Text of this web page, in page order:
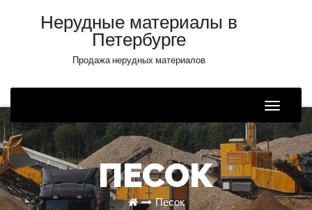
Нерудные материалы в
Петербурге
Продажа нерудных материалов
Toggle
ПЕСОК
Песок